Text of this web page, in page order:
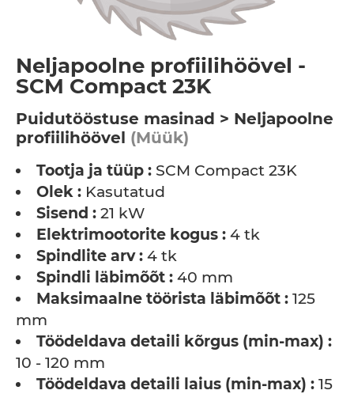
Neljapoolne profiilihöövel -
SCM Compact 23K
Puidutööstuse masinad > Neljapoolne
profiilihöövel (Müük)
Tootja ja tüüp : SCM Compact 23K
Olek : Kasutatud
Sisend : 21 kW
Elektrimootorite kogus : 4 tk
Spindlite arv : 4 tk
Spindli läbimõõt : 40 mm
Maksimaalne töörista läbimõõt : 125
mm
Töödeldava detaili kõrgus (min-max) :
10 - 120 mm
Töödeldava detaili laius (min-max) : 15